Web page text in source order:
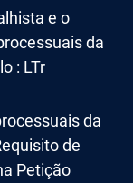
e o
da
: LTr
da
de
Petição